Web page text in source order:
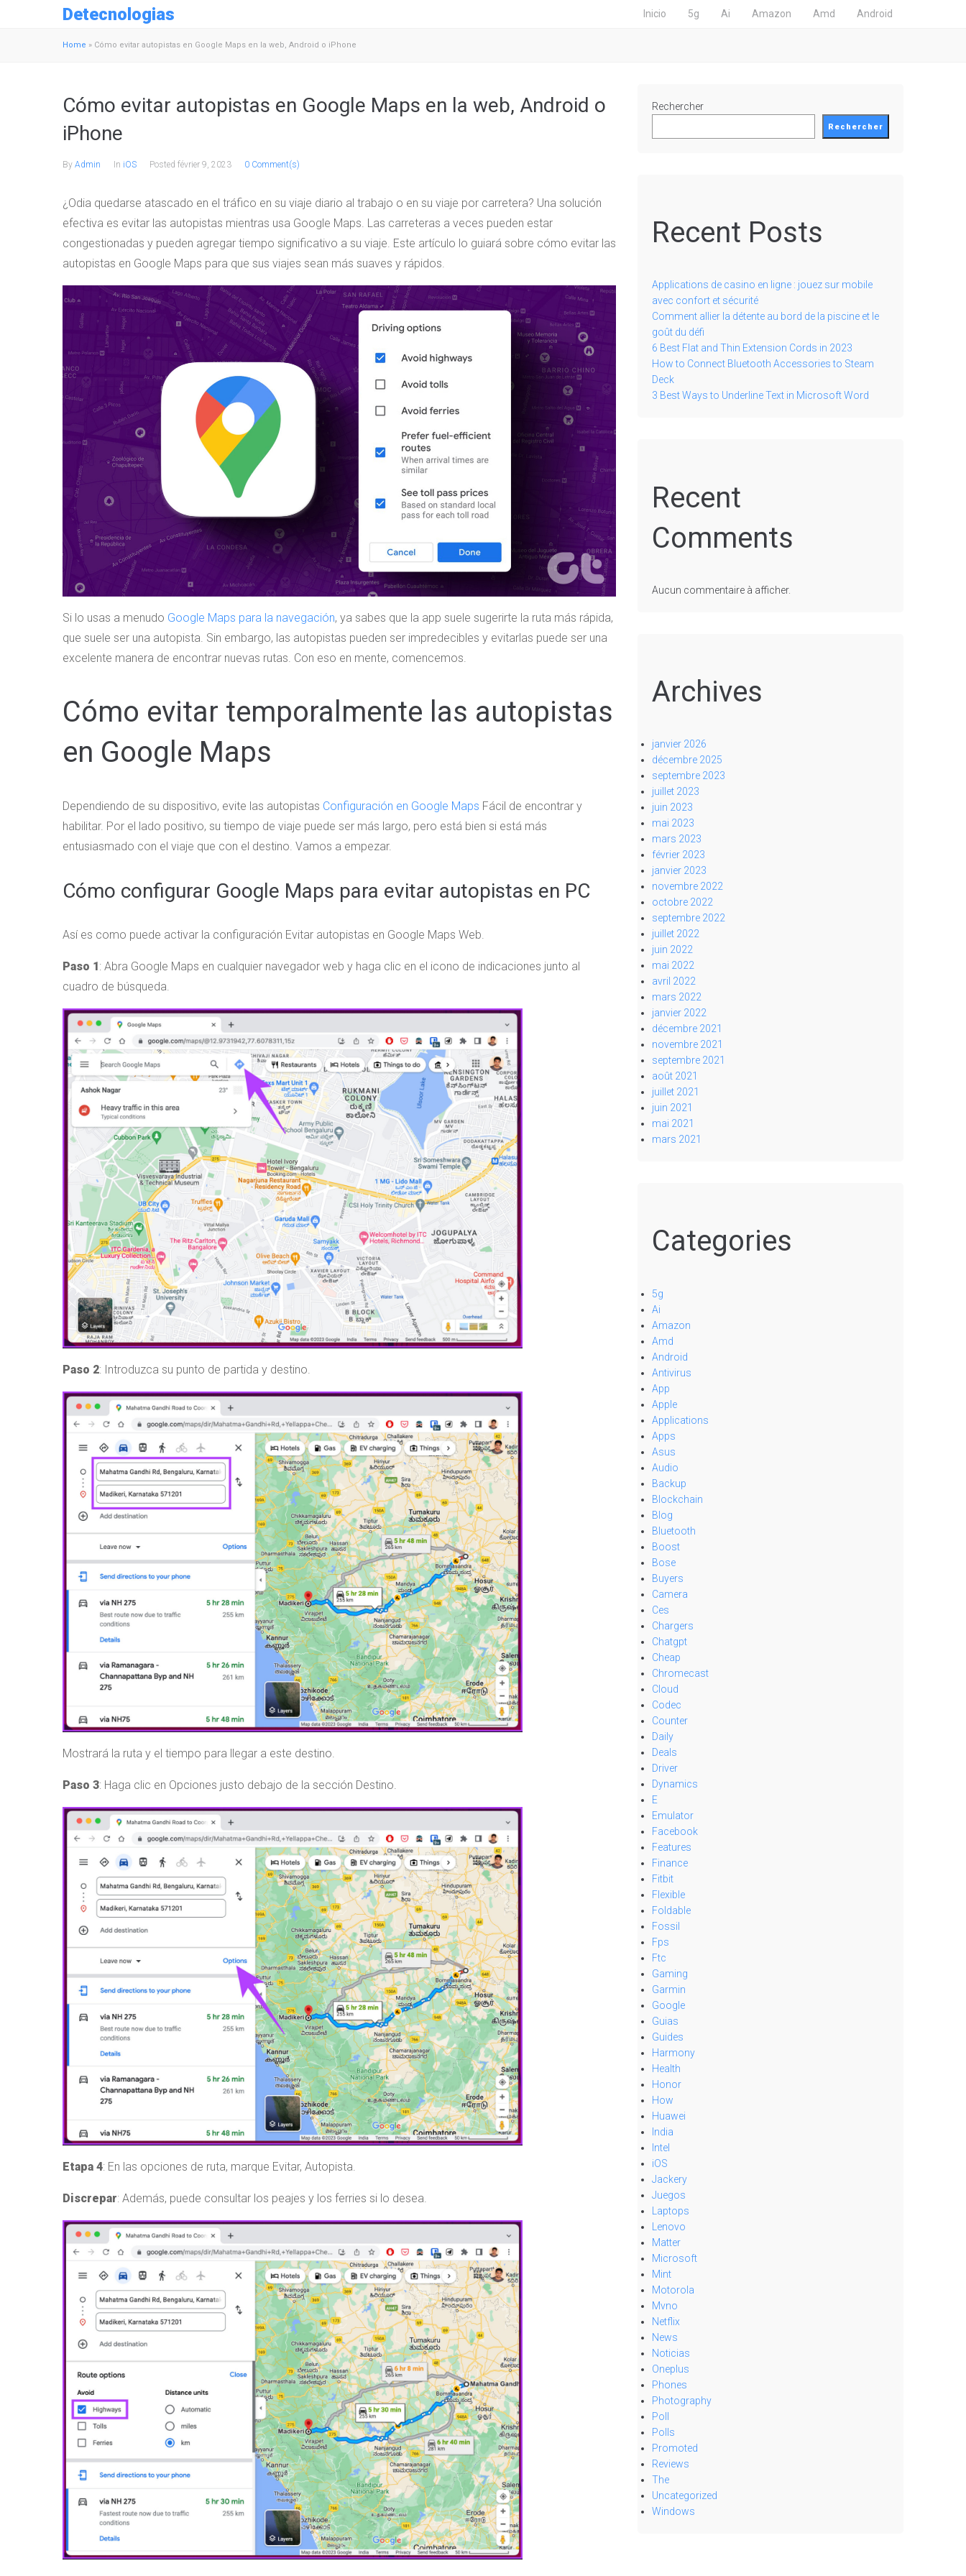
Detecnologias Inicio 5g Ai Amazon Amd Android
Home » Cómo evitar autopistas en Google Maps en la web, Android o iPhone
Cómo evitar autopistas en Google Maps en la web, Android o
iPhone
By Admin In iOS Posted février 9, 2023 0 Comment(s)
¿Odia quedarse atascado en el tráfico en su viaje diario al trabajo o en su viaje por carretera? Una solución
efectiva es evitar las autopistas mientras usa Google Maps. Las carreteras a veces pueden estar
congestionadas y pueden agregar tiempo significativo a su viaje. Este artículo lo guiará sobre cómo evitar las
autopistas en Google Maps para que sus viajes sean más suaves y rápidos.
Si lo usas a menudo Google Maps para la navegación, ya sabes que la app suele sugerirte la ruta más rápida,
que suele ser una autopista. Sin embargo, las autopistas pueden ser impredecibles y evitarlas puede ser una
excelente manera de encontrar nuevas rutas. Con eso en mente, comencemos.
Cómo evitar temporalmente las autopistas
en Google Maps
Dependiendo de su dispositivo, evite las autopistas Configuración en Google Maps Fácil de encontrar y
habilitar. Por el lado positivo, su tiempo de viaje puede ser más largo, pero está bien si está más
entusiasmado con el viaje que con el destino. Vamos a empezar.
Cómo configurar Google Maps para evitar autopistas en PC
Así es como puede activar la configuración Evitar autopistas en Google Maps Web.
Paso 1 : Abra Google Maps en cualquier navegador web y haga clic en el icono de indicaciones junto al
cuadro de búsqueda.
Paso 2: Introduzca su punto de partida y destino.
Mostrará la ruta y el tiempo para llegar a este destino.
Paso 3: Haga clic en Opciones justo debajo de la sección Destino.
Etapa 4: En las opciones de ruta, marque Evitar, Autopista.
Discrepar: Además, puede consultar los peajes y los ferries si lo desea.
Rechercher
Rechercher
Recent Posts
Applications de casino en ligne : jouez sur mobile
avec confort et sécurité
Comment allier la détente au bord de la piscine et le
goût du défi
6 Best Flat and Thin Extension Cords in 2023
How to Connect Bluetooth Accessories to Steam
Deck
3 Best Ways to Underline Text in Microsoft Word
Recent
Comments
Aucun commentaire à afficher.
Archives
janvier 2026
décembre 2025
septembre 2023
juillet 2023
juin 2023
mai 2023
mars 2023
février 2023
janvier 2023
novembre 2022
octobre 2022
septembre 2022
juillet 2022
juin 2022
mai 2022
avril 2022
mars 2022
janvier 2022
décembre 2021
novembre 2021
septembre 2021
août 2021
juillet 2021
juin 2021
mai 2021
mars 2021
Categories
5g
Ai
Amazon
Amd
Android
Antivirus
App
Apple
Applications
Apps
Asus
Audio
Backup
Blockchain
Blog
Bluetooth
Boost
Bose
Buyers
Camera
Ces
Chargers
Chatgpt
Cheap
Chromecast
Cloud
Codec
Counter
Daily
Deals
Driver
Dynamics
E
Emulator
Facebook
Features
Finance
Fitbit
Flexible
Foldable
Fossil
Fps
Ftc
Gaming
Garmin
Google
Guias
Guides
Harmony
Health
Honor
How
Huawei
India
Intel
iOS
Jackery
Juegos
Laptops
Lenovo
Matter
Microsoft
Mint
Motorola
Mvno
Netflix
News
Noticias
Oneplus
Phones
Photography
Poll
Polls
Promoted
Reviews
The
Uncategorized
Windows